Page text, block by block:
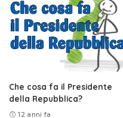
Che cosa fa il Presidente
della Repubblica?
12 anni fa